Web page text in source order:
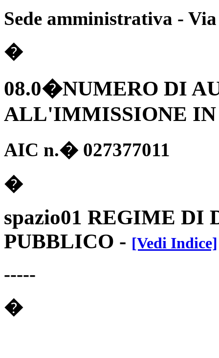
Sede amministrativa -
�
08.0�NUMERO DI
ALL'IMMISSIONE
AIC n.� 027377011
�
spazio01 REGIME DI
PUBBLICO - [Vedi Indice]
-----
�